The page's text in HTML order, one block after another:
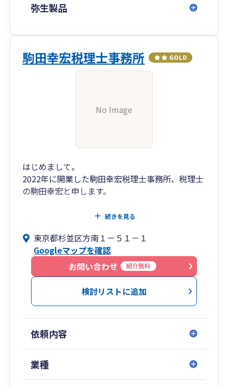
弥生製品
駒田幸宏税理士事務所
No Image
はじめまして。
2022年に開業した駒田幸宏税理士事務所、税理士
の駒田幸宏と申します。
弊事務所では、ただ事務的に申告書を作成するの
ポリシーにお客様のビジネスパートナーの一員と
して様々な場面で様々な付加価値を提供し、ひい
ては皆さまの幸せに貢献できるよう全力で取り組
んでまいります。
特にお困り事が多い、開業・設立関係や自計化に
く対応しておりますので、まずはぜひお気軽にご
相談ください。
続きを見る
東京都杉並区方南１－５１－１
Googleマップを確認
お問い合わせ
紹介無料
検討リストに追加
依頼内容
業種